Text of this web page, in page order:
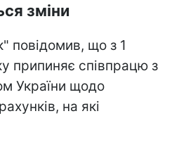
зміни
повідомив, що з 1
припиняє співпрацю з
України щодо
на які